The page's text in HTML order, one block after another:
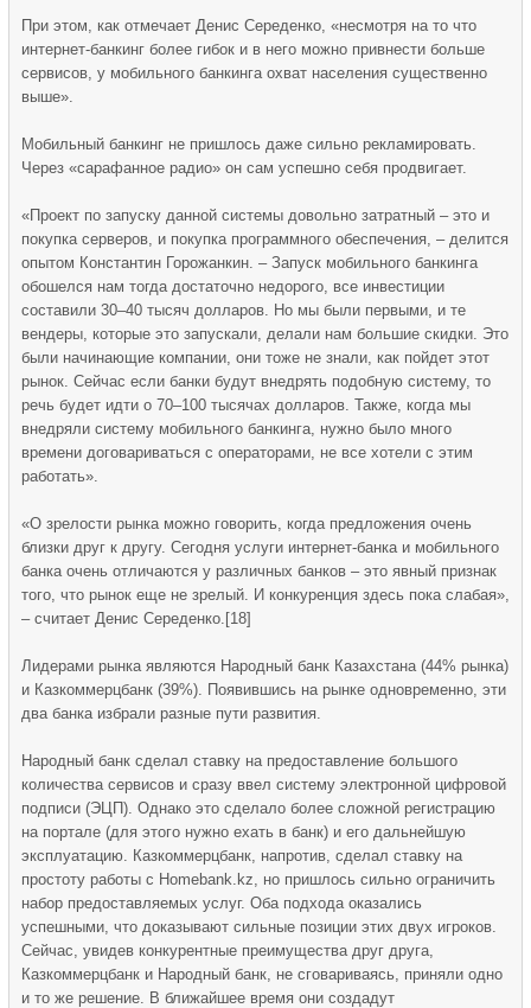
При этом, как отмечает Денис Середенко, «несмотря на то что
интернет-банкинг более гибок и в него можно привнести больше
сервисов, у мобильного банкинга охват населения существенно
выше».
Мобильный банкинг не пришлось даже сильно рекламировать.
Через «сарафанное радио» он сам успешно себя продвигает.
«Проект по запуску данной системы довольно затратный – это и
покупка серверов, и покупка программного обеспечения, – делится
опытом Константин Горожанкин. – Запуск мобильного банкинга
обошелся нам тогда достаточно недорого, все инвестиции
составили 30–40 тысяч долларов. Но мы были первыми, и те
вендеры, которые это запускали, делали нам большие скидки. Это
были начинающие компании, они тоже не знали, как пойдет этот
рынок. Сейчас если банки будут внедрять подобную систему, то
речь будет идти о 70–100 тысячах долларов. Также, когда мы
внедряли систему мобильного банкинга, нужно было много
времени договариваться с операторами, не все хотели с этим
работать».
«О зрелости рынка можно говорить, когда предложения очень
близки друг к другу. Сегодня услуги интернет-банка и мобильного
банка очень отличаются у различных банков – это явный признак
того, что рынок еще не зрелый. И конкуренция здесь пока слабая»,
– считает Денис Середенко.[18]
Лидерами рынка являются Народный банк Казахстана (44% рынка)
и Казкоммерцбанк (39%). Появившись на рынке одновременно, эти
два банка избрали разные пути развития.
Народный банк сделал ставку на предоставление большого
количества сервисов и сразу ввел систему электронной цифровой
подписи (ЭЦП). Однако это сделало более сложной регистрацию
на портале (для этого нужно ехать в банк) и его дальнейшую
эксплуатацию. Казкоммерцбанк, напротив, сделал ставку на
простоту работы с Homebank.kz, но пришлось сильно ограничить
набор предоставляемых услуг. Оба подхода оказались
успешными, что доказывают сильные позиции этих двух игроков.
Сейчас, увидев конкурентные преимущества друг друга,
Казкоммерцбанк и Народный банк, не сговариваясь, приняли одно
и то же решение. В ближайшее время они создадут